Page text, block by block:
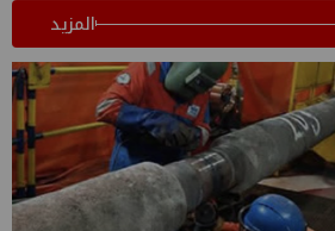
المزيد